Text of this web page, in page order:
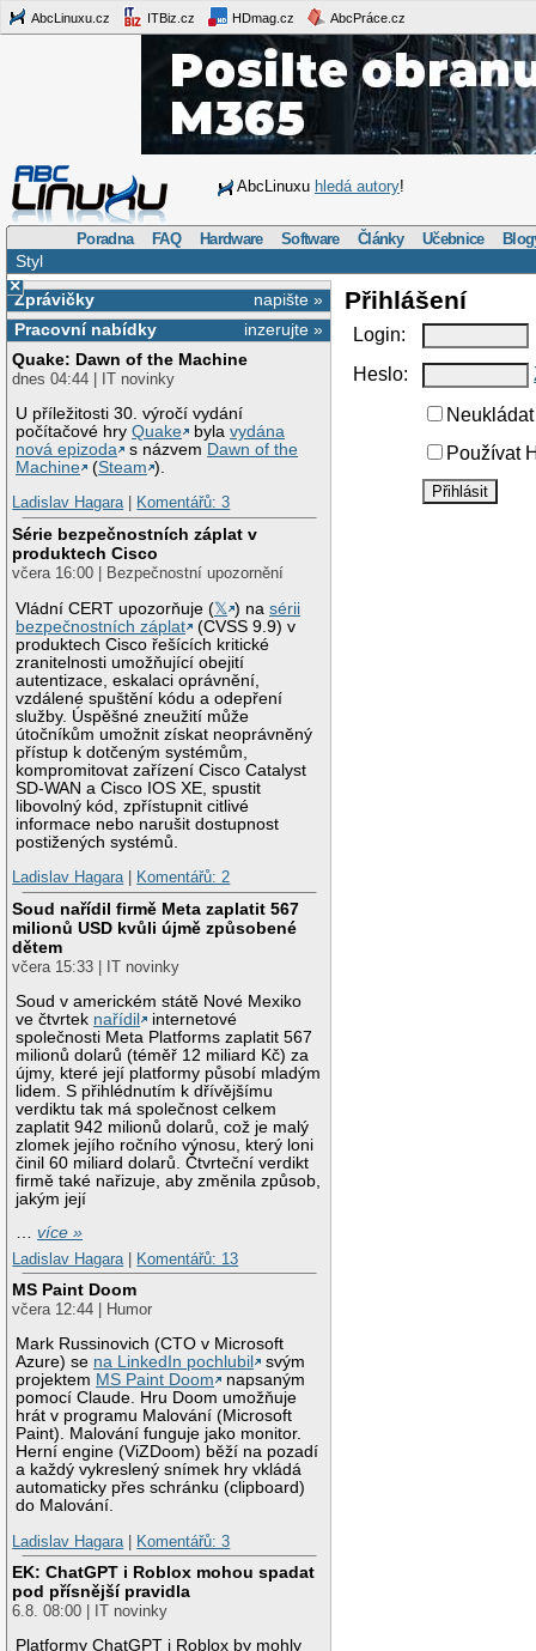
AbcLinuxu.cz ITBiz.cz HDmag.cz AbcPráce.cz
AbcLinuxu hledá autory!
Poradna FAQ Hardware Software Články Učebnice
Styl
×
napište »
Zprávičky
inzerujte »
Pracovní nabídky
Quake: Dawn of the Machine
dnes 04:44 | IT novinky
U příležitosti 30. výročí vydání
počítačové hryQuake bylavydána
nová epizoda
s názvem Dawn of the
Machine
(Steam ).
Ladislav Hagara| Komentářů: 3
Série bezpečnostních záplat v
produktech Cisco
včera 16:00 | Bezpečnostní upozornění
Vládní CERT upozorňuje (𝕏 ) nasérii
bezpečnostních záplat
(CVSS 9.9) v
produktech Cisco řešících kritické
zranitelnosti umožňující obejití
autentizace, eskalaci oprávnění,
vzdálené spuštění kódu a odepření
služby. Úspěšné zneužití může
útočníkům umožnit získat neoprávněný
přístup k dotčeným systémům,
kompromitovat zařízení Cisco Catalyst
SD-WAN a Cisco IOS XE, spustit
libovolný kód, zpřístupnit citlivé
informace nebo narušit dostupnost
postižených systémů.
Ladislav Hagara| Komentářů: 2
Soud nařídil firmě Meta zaplatit 567
milionů USD kvůli újmě způsobené
dětem
včera 15:33 | IT novinky
Soud v americkém státě Nové Mexiko
ve čtvrtek nařídil
internetové
společnosti Meta Platforms zaplatit 567
milionů dolarů (téměř 12 miliard Kč) za
újmy, které její platformy působí mladým
lidem. S přihlédnutím k dřívějšímu
verdiktu tak má společnost celkem
zaplatit 942 milionů dolarů, což je malý
zlomek jejího ročního výnosu, který loni
činil 60 miliard dolarů. Čtvrteční verdikt
firmě také nařizuje, aby změnila způsob,
jakým její
…více »
Ladislav Hagara
Komentářů: 13
MS Paint Doom
včera 12:44 | Humor
Mark Russinovich (CTO v Microsoft
Azure) se na LinkedIn pochlubil
svým
projektem MS Paint Doom
napsaným
pomocí Claude. Hru Doom umožňuje
hrát v programu Malování (Microsoft
Paint). Malování funguje jako monitor.
Herní engine (ViZDoom) běží na pozadí
a každý vykreslený snímek hry vkládá
automaticky přes schránku (clipboard)
do Malování.
Ladislav Hagara
Komentářů: 3
EK: ChatGPT i Roblox mohou spadat
pod přísnější pravidla
6.8. 08:00 | IT novinky
Platformy ChatGPT i Roblox by mohly
Přihlášení
Login:
Heslo:
Používat